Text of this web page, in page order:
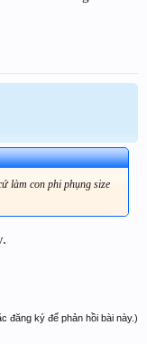
làm con phi phụng size
đăng ký để phản hồi bài này.)